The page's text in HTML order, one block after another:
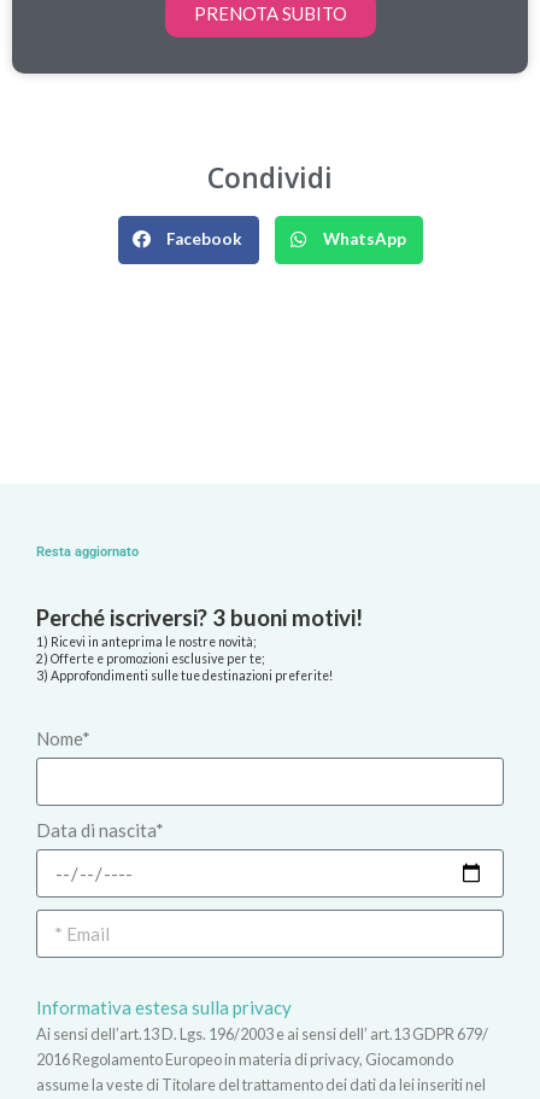
PRENOTA SUBITO
Condividi
Facebook WhatsApp
Resta aggiornato
Perché iscriversi? 3 buoni motivi!
1) Ricevi in anteprima le nostre novità;
2) Offerte e promozioni esclusive per te;
3) Approfondimenti sulle tue destinazioni preferite!
Nome*
Data di nascita*
Informativa estesa sulla privacy
Ai sensi dell’art.13 D. Lgs. 196/2003 e ai sensi dell’ art.13 GDPR 679/
2016 Regolamento Europeo in materia di privacy, Giocamondo
assume la veste di Titolare del trattamento dei dati da lei inseriti nel